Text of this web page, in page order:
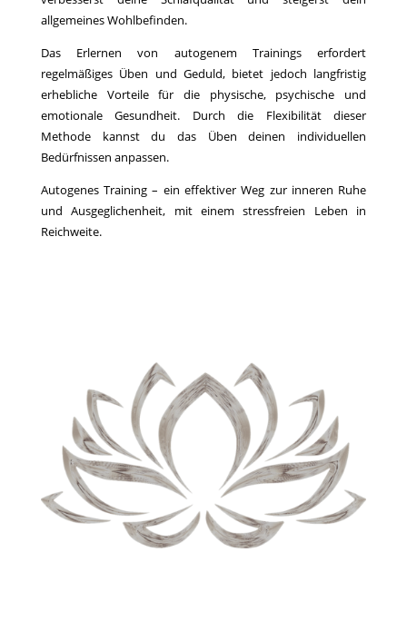
allgemeines Wohlbefinden.
Das Erlernen von autogenem Trainings erfordert
regelmäßiges Üben und Geduld, bietet jedoch langfristig
erhebliche Vorteile für die physische, psychische und
emotionale Gesundheit. Durch die Flexibilität dieser
Methode kannst du das Üben deinen individuellen
Bedürfnissen anpassen.
Autogenes Training – ein effektiver Weg zur inneren Ruhe
und Ausgeglichenheit, mit einem stressfreien Leben in
Reichweite.